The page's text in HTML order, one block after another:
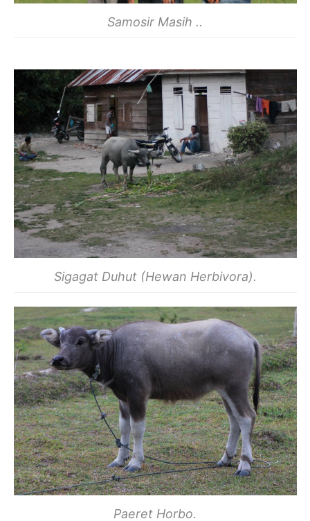
Samosir Masih ..
Sigagat Duhut (Hewan Herbivora).
Paeret Horbo.